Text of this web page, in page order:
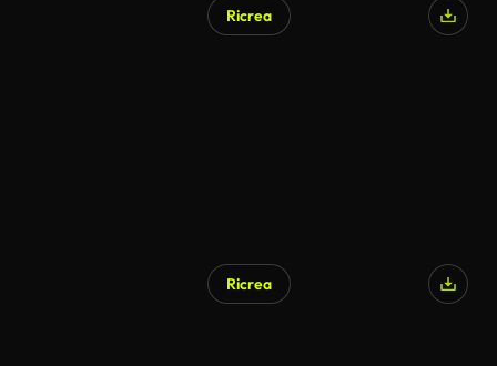
Ricrea
Ricrea